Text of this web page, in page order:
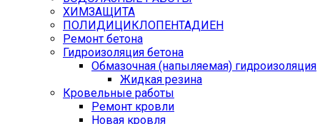
ХИМЗАЩИТА
ПОЛИДИЦИКЛОПЕНТАДИЕН
Ремонт бетона
Гидроизоляция бетона
Обмазочная (напыляемая) гидроизоляция
Жидкая резина
Кровельные работы
Ремонт кровли
Новая кровля